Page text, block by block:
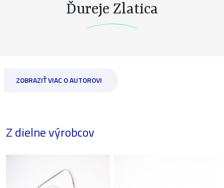
Ďureje Zlatica
ZOBRAZIŤ VIAC O AUTOROVI
Z dielne výrobcov